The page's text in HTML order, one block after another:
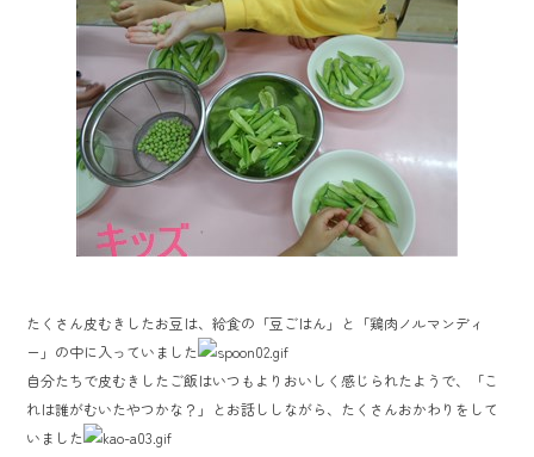
たくさん皮むきしたお豆は、給食の「豆ごはん」と「鶏肉ノルマンディ
ー」の中に入っていました
自分たちで皮むきしたご飯はいつもよりおいしく感じられたようで、「こ
れは誰がむいたやつかな？」とお話ししながら、たくさんおかわりをして
いました